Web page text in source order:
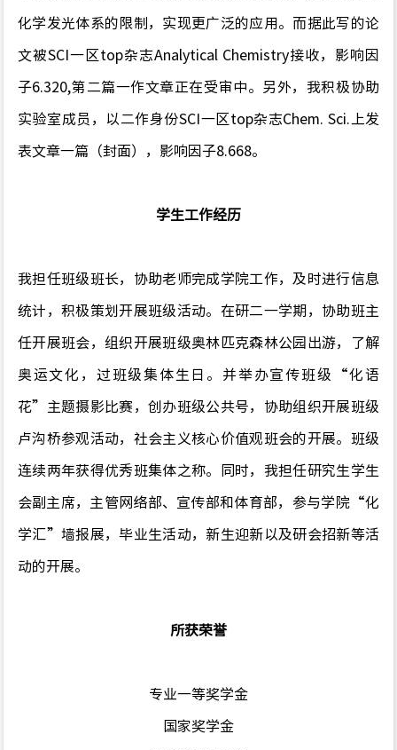
化学发光体系的限制，实现更广泛的应用。而据此写的论
文被SCI 一区top杂志Analytical Chemistry接收，影响因
子6.320,第二篇一作文章正在受审中。另外，我积极协助
实验室成员，以二作身份SCI 一区top杂志Chem. Sci. 上发
表文章一篇（封面），影响因子8.668。
学生工作经历
我担任班级班长，协助老师完成学院工作，及时进行信息
统计，积极策划开展班级活动。在研二一学期，协助班主
任开展班会，组织开展班级奥林匹克森林公园出游，了解
奥运文化，过班级集体生日。并举办宣传班级“化语
花”主题摄影比赛，创办班级公共号，协助组织开展班级
卢沟桥参观活动，社会主义核心价值观班会的开展。班级
连续两年获得优秀班集体之称。同时，我担任研究生学生
会副主席，主管网络部、宣传部和体育部，参与学院“化
学汇”墙报展，毕业生活动，新生迎新以及研会招新等活
动的开展。
所获荣誉
专业一等奖学金
国家奖学金